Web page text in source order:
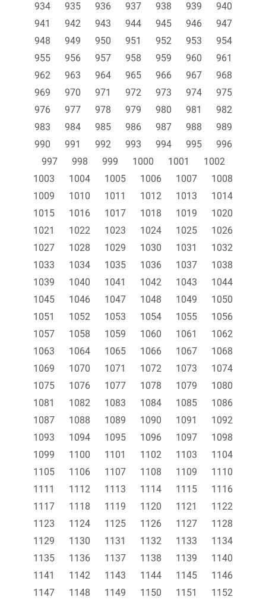
934
935 936 937 938 939
940
941
942 943 944 945 946
947
948
949 950 951 952 953
954
955
956 957 958 959 960
961
962
963 964 965 966 967
968
969
970 971 972 973 974
975
976
977 978 979 980 981
982
983
984 985 986 987 988
989
990
991 992 993 994 995
996
997
998 999 1000 1001
1002
1003
1004 1005 1006 1007
1008
1009
1010 1011 1012 1013
1014
1015
1016 1017 1018 1019
1020
1021
1022 1023 1024 1025
1026
1027
1028 1029 1030 1031
1032
1033
1034 1035 1036 1037
1038
1039
1040 1041 1042 1043
1044
1045
1046 1047 1048 1049
1050
1051
1052 1053 1054 1055
1056
1057
1058 1059 1060 1061
1062
1063
1064 1065 1066 1067
1068
1069
1070 1071 1072 1073
1074
1075
1076 1077 1078 1079
1080
1081
1082 1083 1084 1085
1086
1087
1088 1089 1090 1091
1092
1093
1094 1095 1096 1097
1098
1099
1100 1101 1102 1103
1104
1105
1106 1107 1108 1109
1110
1111
1112 1113 1114 1115
1116
1117
1118 1119 1120 1121
1122
1123
1124 1125 1126 1127
1128
1129
1130 1131 1132 1133
1134
1135
1136 1137 1138 1139
1140
1141
1142 1143 1144 1145
1146
1147
1148 1149 1150 1151 1152